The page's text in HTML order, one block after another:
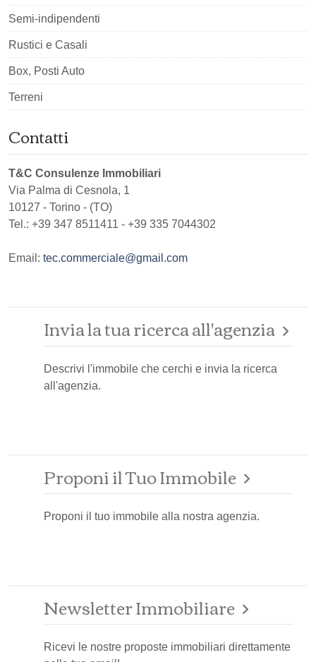
Semi-indipendenti
Rustici e Casali
Box, Posti Auto
Terreni
Contatti
T&C Consulenze Immobiliari
Via Palma di Cesnola, 1
10127 - Torino - (TO)
Tel.: +39 347 8511411 - +39 335 7044302
Email: tec.commerciale@gmail.com
Invia la tua ricerca all'agenzia
Descrivi l'immobile che cerchi e invia la ricerca
all'agenzia.
Proponi il Tuo Immobile
Proponi il tuo immobile alla nostra agenzia.
Newsletter Immobiliare
Ricevi le nostre proposte immobiliari direttamente